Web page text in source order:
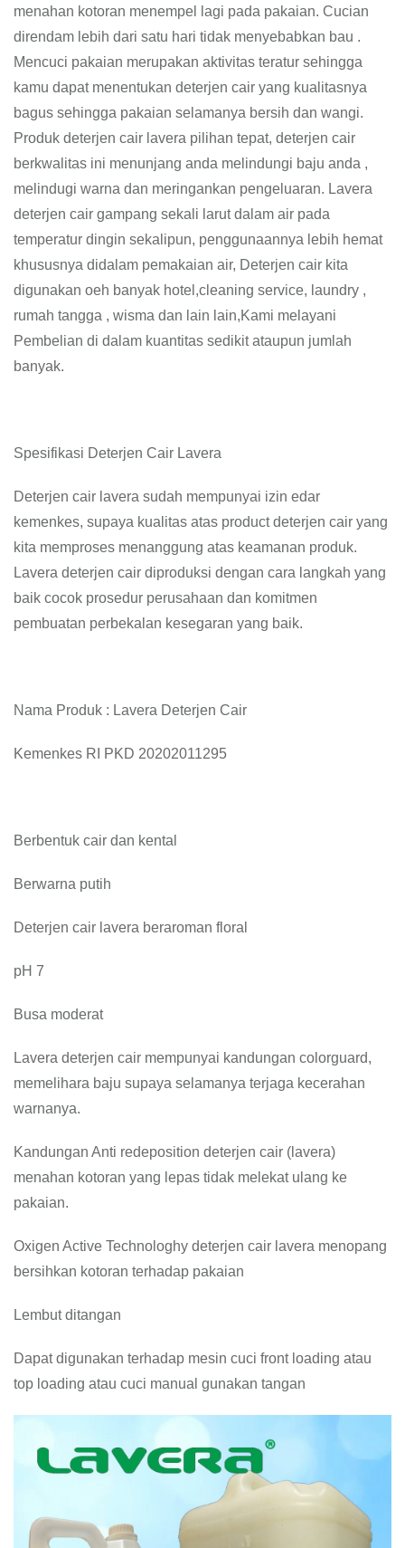
menahan kotoran menempel lagi pada pakaian. Cucian
direndam lebih dari satu hari tidak menyebabkan bau .
Mencuci pakaian merupakan aktivitas teratur sehingga
kamu dapat menentukan deterjen cair yang kualitasnya
bagus sehingga pakaian selamanya bersih dan wangi.
Produk deterjen cair lavera pilihan tepat, deterjen cair
berkwalitas ini menunjang anda melindungi baju anda ,
melindugi warna dan meringankan pengeluaran. Lavera
deterjen cair gampang sekali larut dalam air pada
temperatur dingin sekalipun, penggunaannya lebih hemat
khususnya didalam pemakaian air, Deterjen cair kita
digunakan oeh banyak hotel,cleaning service, laundry ,
rumah tangga , wisma dan lain lain,Kami melayani
Pembelian di dalam kuantitas sedikit ataupun jumlah
banyak.
Spesifikasi Deterjen Cair Lavera
Deterjen cair lavera sudah mempunyai izin edar
kemenkes, supaya kualitas atas product deterjen cair yang
kita memproses menanggung atas keamanan produk.
Lavera deterjen cair diproduksi dengan cara langkah yang
baik cocok prosedur perusahaan dan komitmen
pembuatan perbekalan kesegaran yang baik.
Nama Produk : Lavera Deterjen Cair
Kemenkes RI PKD 20202011295
Berbentuk cair dan kental
Berwarna putih
Deterjen cair lavera beraroman floral
pH 7
Busa moderat
Lavera deterjen cair mempunyai kandungan colorguard,
memelihara baju supaya selamanya terjaga kecerahan
warnanya.
Kandungan Anti redeposition deterjen cair (lavera)
menahan kotoran yang lepas tidak melekat ulang ke
pakaian.
Oxigen Active Technologhy deterjen cair lavera menopang
bersihkan kotoran terhadap pakaian
Lembut ditangan
Dapat digunakan terhadap mesin cuci front loading atau
top loading atau cuci manual gunakan tangan